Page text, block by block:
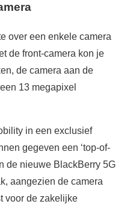
over een enkele camera
de front-camera kon je
de camera aan de
13 megapixel
in een exclusief
gegeven een ‘top-of-
de nieuwe BlackBerry 5G
aangezien de camera
voor de zakelijke